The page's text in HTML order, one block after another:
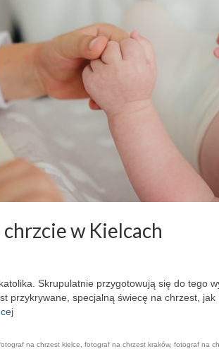
w Kielcach
Skrupulatnie przygotowują się do tego
przykrywane, specjalną świecę na chrzest,
na chrzest kielce fotograf na chrzest kraków, fotograf na